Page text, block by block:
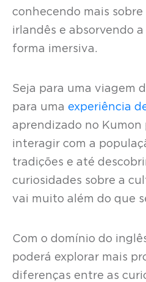
conhecendo mais
irlandês e absorvendo
forma imersiva.
Seja para uma viagem
para uma experiência
aprendizado no Kumon
interagir com a
tradições e até
curiosidades sobre a
vai muito além do que
Com o domínio do
poderá explorar mais
diferenças entre as